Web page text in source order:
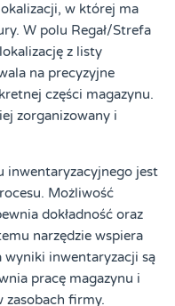
w której ma
W polu Regał/Strefa
z listy
na precyzyjne
części magazynu.
zorganizowany i
inwentaryzacyjnego jest
Możliwość
dokładność oraz
narzędzie wspiera
wyniki inwentaryzacji są
pracę magazynu i
zasobach firmy.